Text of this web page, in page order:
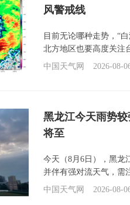
风警戒线
目前无论哪种走势，“
北方地区也要高度关注
中国天气网
2026-08-
黑龙江今天雨势
将至
今天（8月6日），黑龙
并伴有强对流天气，需
中国天气网
2026-08-